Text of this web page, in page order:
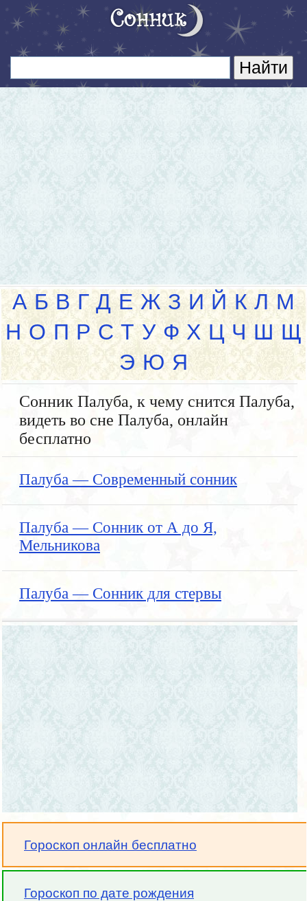
А Б В Г Д Е Ж З И Й К Л М
Н О П Р С Т У Ф Х Ц Ч Ш Щ
Э Ю Я
Сонник Палуба, к чему снится Палуба,
видеть во сне Палуба, онлайн
бесплатно
Палуба — Современный сонник
Палуба — Сонник от А до Я,
Мельникова
Палуба — Сонник для стервы
Гороскоп онлайн бесплатно
Гороскоп по дате рождения